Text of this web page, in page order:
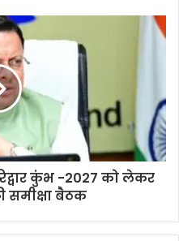
कुंभ -2027 को लेकर
समीक्षा बैठक